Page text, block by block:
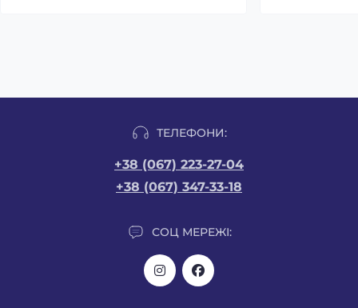
ТЕЛЕФОНИ:
+38 (067) 223-27-04
+38 (067) 347-33-18
СОЦ МЕРЕЖІ: